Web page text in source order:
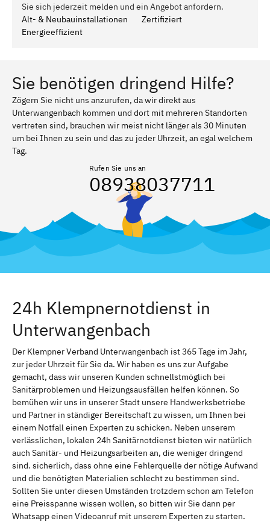
Sie sich jederzeit melden und ein Angebot anfordern.
Alt- & Neubauinstallationen
Zertifiziert
Energieeffizient
Sie benötigen dringend Hilfe?
Zögern Sie nicht uns anzurufen, da wir direkt aus
Unterwangenbach kommen und dort mit mehreren Standorten
vertreten sind, brauchen wir meist nicht länger als 30 Minuten
um bei Ihnen zu sein und das zu jeder Uhrzeit, an egal welchem
Tag.
Rufen Sie uns an
08938037711
24h Klempnernotdienst in
Unterwangenbach
Der Klempner Verband Unterwangenbach ist 365 Tage im Jahr,
zur jeder Uhrzeit für Sie da. Wir haben es uns zur Aufgabe
gemacht, dass wir unseren Kunden schnellstmöglich bei
Sanitärproblemen und Heizungsausfällen helfen können. So
bemühen wir uns in unserer Stadt unsere Handwerksbetriebe
und Partner in ständiger Bereitschaft zu wissen, um Ihnen bei
einem Notfall einen Experten zu schicken. Neben unserem
verlässlichen, lokalen 24h Sanitärnotdienst bieten wir natürlich
auch Sanitär- und Heizungsarbeiten an, die weniger dringend
sind. sicherlich, dass ohne eine Fehlerquelle der nötige Aufwand
und die benötigten Materialien schlecht zu bestimmen sind.
Sollten Sie unter diesen Umständen trotzdem schon am Telefon
eine Preisspanne wissen wollen, so bitten wir Sie dann per
Whatsapp einen Videoanruf mit unserem Experten zu starten.